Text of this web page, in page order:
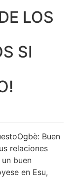
LOS
SI
Buen
relaciones
buen
en Esu,